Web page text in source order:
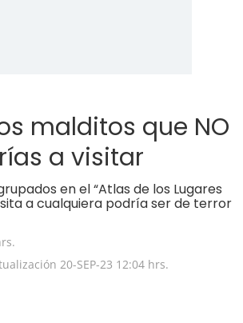
malditos que NO
a visitar
en el “Atlas de los Lugares
a cualquiera podría ser de terror
20-SEP-23 12:04 hrs.